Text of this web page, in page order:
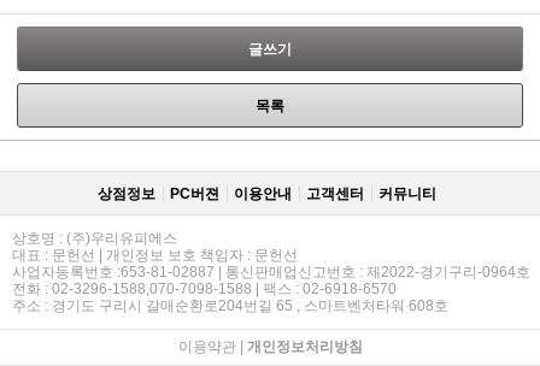
글쓰기
목록
상점정보 PC버젼 이용안내 고객센터 커뮤니티
상호명 : (주)우리유피에스
대표 : 문헌선 | 개인정보 보호 책임자 : 문헌선
사업자등록번호 :653-81-02887 | 통신판매업신고번호 : 제2022-경기구리-0964호
전화 : 02-3296-1588,070-7098-1588 | 팩스 : 02-6918-6570
주소 : 경기도 구리시 갈매순환로204번길 65 , 스마트벤처타워 608호
이용약관| 개인정보처리방침